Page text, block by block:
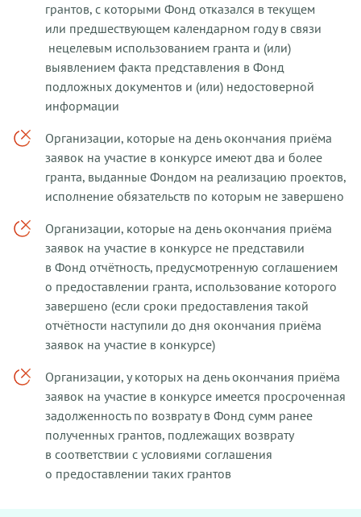
грантов, с которыми Фонд отказался в текущем
или предшествующем календарном году в связи
нецелевым использованием гранта и (или)
выявлением факта представления в Фонд
подложных документов и (или) недостоверной
информации
Организации, которые на день окончания приёма
заявок на участие в конкурсе имеют два и более
гранта, выданные Фондом на реализацию проектов,
исполнение обязательств по которым не завершено
Организации, которые на день окончания приёма
заявок на участие в конкурсе не представили
в Фонд отчётность, предусмотренную соглашением
о предоставлении гранта, использование которого
завершено (если сроки предоставления такой
отчётности наступили до дня окончания приёма
заявок на участие в конкурсе)
Организации, у которых на день окончания приёма
заявок на участие в конкурсе имеется просроченная
задолженность по возврату в Фонд сумм ранее
полученных грантов, подлежащих возврату
в соответствии с условиями соглашения
о предоставлении таких грантов